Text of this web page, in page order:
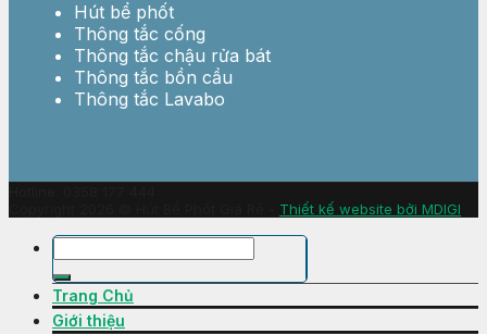
Hút bể phốt
Thông tắc cống
Thông tắc chậu rửa bát
Thông tắc bồn cầu
Thông tắc Lavabo
Thiết kế website bởi MDIGI
Trang Chủ
Giới thiệu